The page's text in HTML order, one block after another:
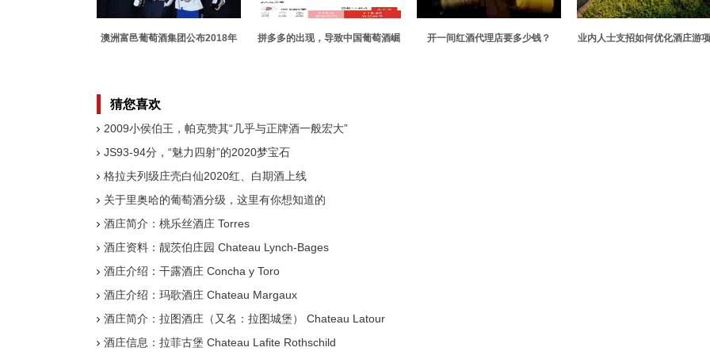
澳洲富邑葡萄酒集团公布2018年
拼多多的出现，导致中国葡萄酒崛
开一间红酒代理店要多少钱？ 业内人士支招如何优化酒庄游
猜您喜欢
2009小侯伯王，帕克赞其“几乎与正牌酒一般宏大”
JS93-94分，“魅力四射”的2020梦宝石
格拉夫列级庄壳白仙2020红、白期酒上线
关于里奥哈的葡萄酒分级，这里有你想知道的
酒庄简介：桃乐丝酒庄 Torres
酒庄资料：靓茨伯庄园 Chateau Lynch-Bages
酒庄介绍：干露酒庄 Concha y Toro
酒庄介绍：玛歌酒庄 Chateau Margaux
酒庄简介：拉图酒庄（又名：拉图城堡） Chateau Latour
酒庄信息：拉菲古堡 Chateau Lafite Rothschild